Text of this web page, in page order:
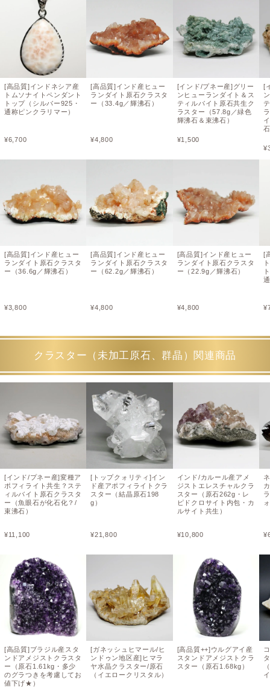
[高品質]インドネシア産
トムソナイトペンダント
トップ（シルバー925・
通称ピンクラリマー）
¥6,700
[高品質]インド産ヒュー
ランダイト原石クラスタ
ー（36.6g／輝沸石）
¥3,800
[高品質]インド産ヒュー
ランダイト原石クラスタ
ー（33.4g／輝沸石）
¥4,800
[高品質]インド産ヒュー
ランダイト原石クラスタ
ー（62.2g／輝沸石）
¥4,800
[インド/プネー産]グリー
ンヒューランダイト＆ス
ティルバイト原石共生ク
ラスター（57.8g／緑色
輝沸石＆束沸石）
¥1,500
[高品質]インド産ヒュー
ランダイト原石クラスタ
ー（22.9g／輝沸石）
¥4,800
[
¥
[
¥
クラスター（未加工原石、群晶）関連商品
[インド/プネー産]変種ア
ポフィライト共生？ステ
ィルバイト原石クラスタ
ー（魚眼石が化石化？/
束沸石）
¥11,100
[高品質]ブラジル産スタ
ンドアメジストクラスタ
ー（原石1.61kg・多少
のグラつきを考慮してお
値下げ★）
[トップクォリティ]イン
ド産アポフィライトクラ
スター（結晶原石198
g）
¥21,800
[ガネッシュヒマール/ヒ
ンドゥン地区産]ヒマラ
ヤ水晶クラスター/原石
（イエロークリスタル）
インド/カルール産アメ
ジストエレスチャルクラ
スター（原石262g・レ
ピドクロサイト内包・カ
ルサイト共生）
¥10,800
[高品質++]ウルグアイ産
スタンドアメジストクラ
スター（原石1.68kg）
¥